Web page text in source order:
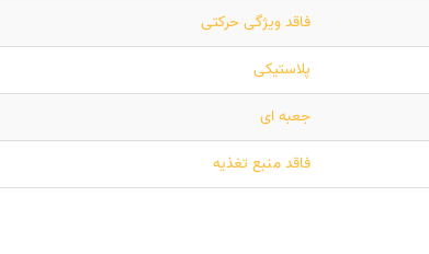
فاقد ویژگی حرکتی
پلاستیکی
جعبه ای
فاقد منبع تغذیه